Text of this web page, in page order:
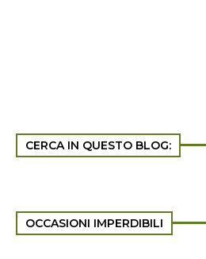
CERCA IN QUESTO BLOG:
OCCASIONI IMPERDIBILI